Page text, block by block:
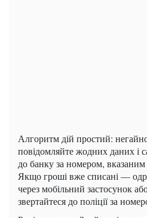
Алгоритм дій простий:
повідомляйте жодних даних і
до банку за номером, вказаним
Якщо гроші вже списані —
через мобільний застосунок
звертайтеся до поліції за